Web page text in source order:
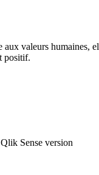
aux valeurs humaines,
positif.
Sense version